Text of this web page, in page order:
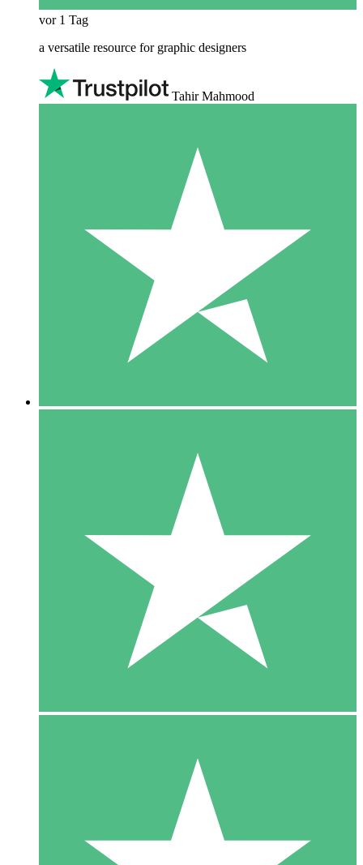
vor 1 Tag
a versatile resource for graphic designers
Tahir Mahmood